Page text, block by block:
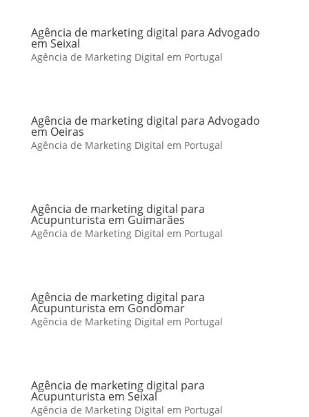
Agência de marketing digital para Advogado
em Seixal
Agência de Marketing Digital em Portugal
Agência de marketing digital para Advogado
em Oeiras
Agência de Marketing Digital em Portugal
Agência de marketing digital para
Acupunturista em Guimarães
Agência de Marketing Digital em Portugal
Agência de marketing digital para
Acupunturista em Gondomar
Agência de Marketing Digital em Portugal
Agência de marketing digital para
Acupunturista em Seixal
Agência de Marketing Digital em Portugal